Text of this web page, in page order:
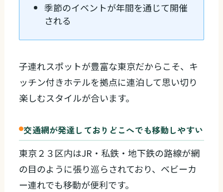
季節のイベントが年間を通じて開催
される
子連れスポットが豊富な東京だからこそ、キ
ッチン付きホテルを拠点に連泊して思い切り
楽しむスタイルが合います。
交通網が発達しておりどこへでも移動しやすい
東京２３区内はJR・私鉄・地下鉄の路線が網
の目のように張り巡らされており、ベビーカ
ー連れでも移動が便利です。